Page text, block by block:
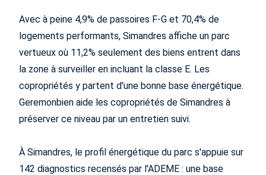
Avec à peine 4,9% de passoires F-G et 70,4% de
logements performants, Simandres affiche un parc
vertueux où 11,2% seulement des biens entrent dans
la zone à surveiller en incluant la classe E. Les
copropriétés y partent d'une bonne base énergétique.
Geremonbien aide les copropriétés de Simandres à
préserver ce niveau par un entretien suivi.
À Simandres, le profil énergétique du parc s'appuie sur
142 diagnostics recensés par l'ADEME : une base